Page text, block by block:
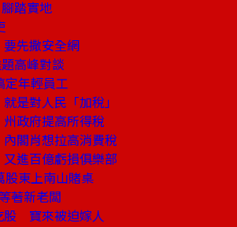
踏實地
先撒安全網
高峰對談
定年輕員工
是對人民「加稅」
政府提高所得稅
閣肖想拉高消費稅
進百億虧損俱樂部
股東上南山賭桌
著新老闆
股 寶來被迫嫁人